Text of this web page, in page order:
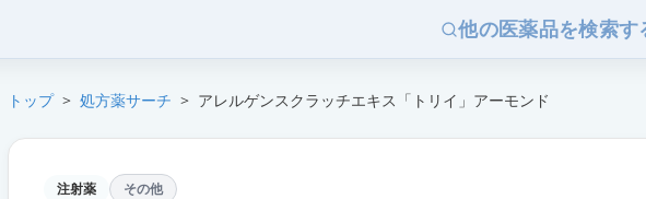
他の医薬品を検索す
トップ > 処方薬サーチ > アレルゲンスクラッチエキス「トリイ」アーモンド
注射薬
その他